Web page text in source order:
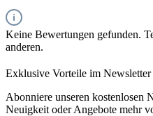
Keine Bewertungen gefunden.
anderen.
Exklusive Vorteile im Newsletter
Abonniere unseren kostenlosen
Neuigkeit oder Angebote mehr